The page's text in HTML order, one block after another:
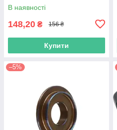
В наявності
148,20 ₴ 156 ₴
Купити
–5%